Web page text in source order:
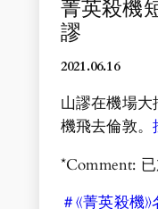
菁英殺機
謬
2021.06.16
山謬在機場
機飛去倫敦。
*Comment:
＃《菁英殺機